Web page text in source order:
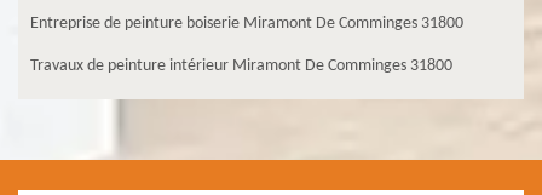
Entreprise de peinture boiserie Miramont De Comminges 31800
Travaux de peinture intérieur Miramont De Comminges 31800